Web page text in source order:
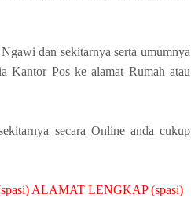
dan sekitarnya serta umumnya
Kantor Pos ke alamat Rumah atau
secara Online anda cukup
ALAMAT LENGKAP (spasi)